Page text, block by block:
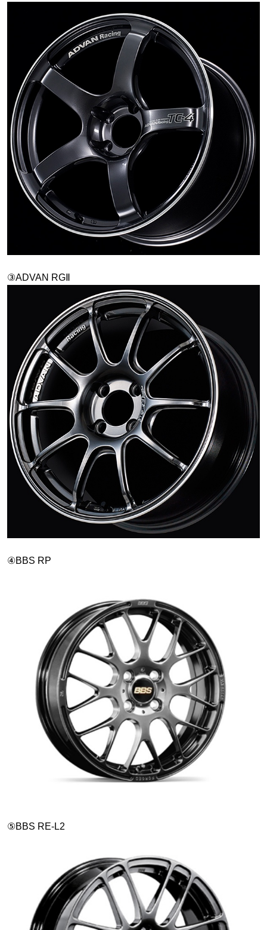
③ADVAN RGⅡ
④BBS RP
⑤BBS RE-L2